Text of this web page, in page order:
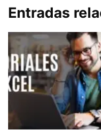
Entradas